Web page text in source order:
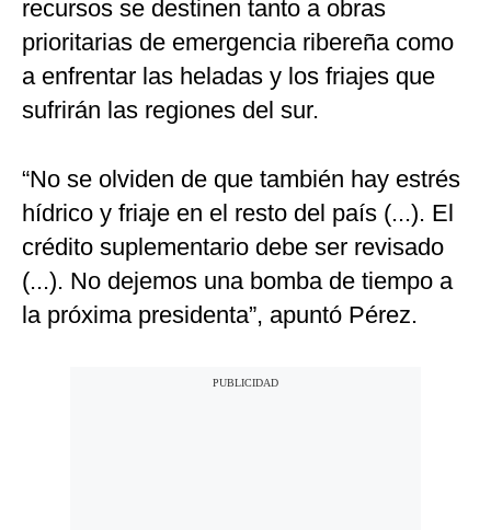
recursos se destinen tanto a obras
prioritarias de emergencia ribereña como
a enfrentar las heladas y los friajes que
sufrirán las regiones del sur.
“No se olviden de que también hay estrés
hídrico y friaje en el resto del país (...). El
crédito suplementario debe ser revisado
(...). No dejemos una bomba de tiempo a
la próxima presidenta”, apuntó Pérez.